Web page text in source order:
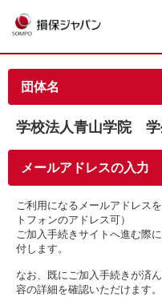
団体名
学校法人青山学院 学
メールアドレスの入力
ご利用になるメールアドレス
トフォンのアドレス可）
ご加入手続きサイトへ進む際
付します。
なお、既にご加入手続きが済ん
容の詳細を確認いただけます。